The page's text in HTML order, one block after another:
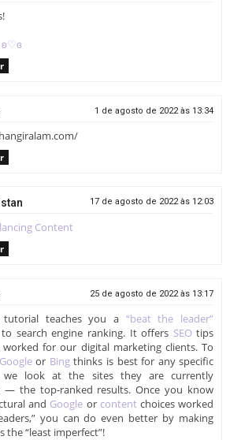
ʚ♡ɞ
1 de agosto de 2022 às 13:34
17 de agosto de 2022 às 12:03
Content
25 de agosto de 2022 às 13:17
tutorial teaches you a “beat the leader”
search engine ranking. It offers SEOtips
for our digital marketing clients. To
Googleor Bingthinks is best for any specific
we look at the sites they are currently
— the top-ranked results. Once you know
and Google or content choices worked
you can do even better by making
the “least imperfect”!